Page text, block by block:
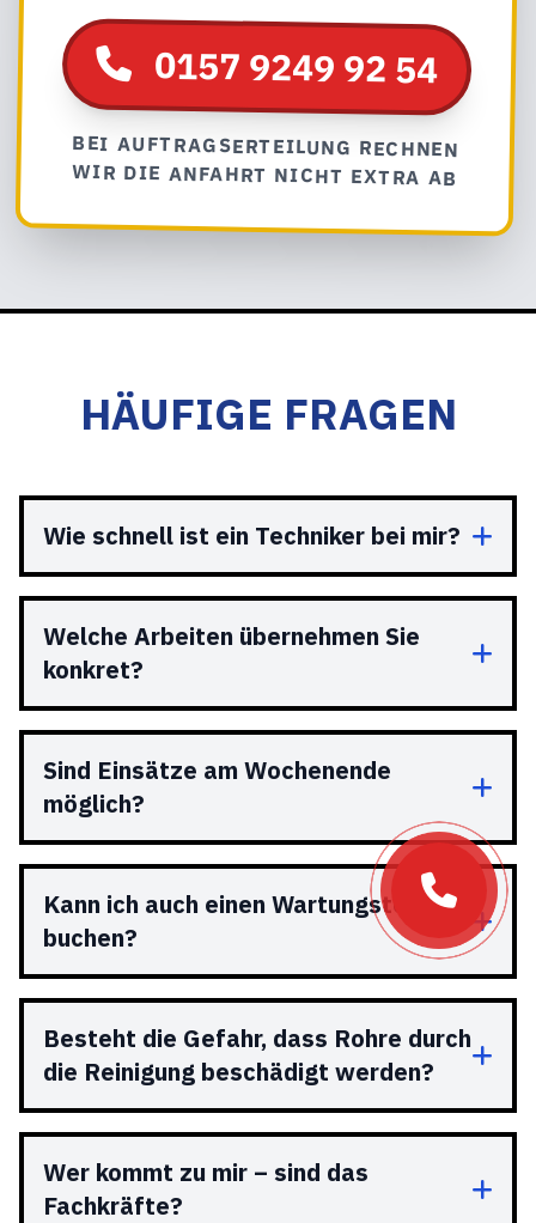
0157 9249 92 54
BEI AUFTRAGSERTEILUNG RECHNEN
WIR DIE ANFAHRT NICHT EXTRA AB
HÄUFIGE FRAGEN
Wie schnell ist ein Techniker bei mir?
Welche Arbeiten übernehmen Sie
konkret?
Sind Einsätze am Wochenende
möglich?
Kann ich auch einen Wartungstermin
buchen?
Besteht die Gefahr, dass Rohre durch
die Reinigung beschädigt werden?
Wer kommt zu mir – sind das
Fachkräfte?